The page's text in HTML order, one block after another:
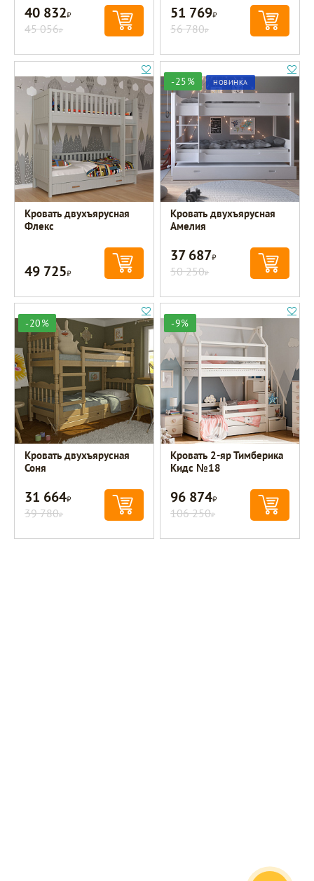
40 832Р
45 056Р
51 769Р
56 780Р
Кровать двухъярусная
Флекс
49 725Р
-25% НОВИНКА
Кровать двухъярусная
Амелия
37 687Р
50 250Р
-20%
Кровать двухъярусная
Соня
31 664Р
39 780Р
-9%
Кровать 2-яр Тимберика
Кидс №18
96 874Р
106 250Р